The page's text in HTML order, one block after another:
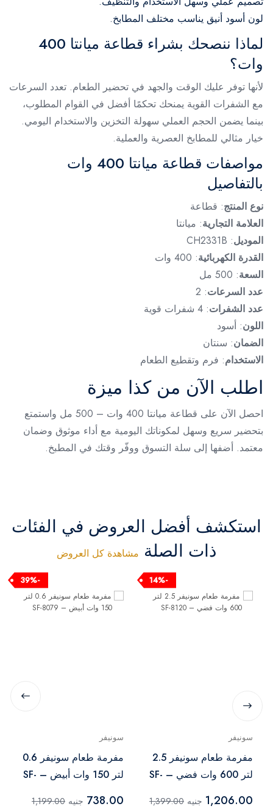
لون أسود أنيق يناسب مختلف المطابخ.
لماذا ننصحك بشراء قطاعة ميانتا 400
وات؟
لأنها توفر عليك الوقت والجهد في تحضير الطعام. تعدد السرعات
مع الشفرات القوية يمنحك تحكمًا أفضل في القوام المطلوب،
بينما يضمن الحجم العملي سهولة التخزين والاستخدام اليومي.
خيار مثالي للمطابخ العصرية والعملية.
مواصفات قطاعة ميانتا 400 وات
بالتفاصيل
نوع المنتج: قطاعة
العلامة التجارية: ميانتا
الموديل: CH2331B
القدرة الكهربائية: 400 وات
السعة: 500 مل
عدد السرعات: 2
عدد الشفرات: 4 شفرات قوية
اللون: أسود
الضمان: سنتان
الاستخدام: فرم وتقطيع الطعام
اطلب الآن من كذا ميزة
احصل الآن على قطاعة ميانتا 400 وات – 500 مل واستمتع
بتحضير سريع وسهل لمكوناتك اليومية مع أداء موثوق وضمان
معتمد. أضفها إلى سلة التسوق ووفّر وقتك في المطبخ.
استكشف أفضل العروض في الفئات
ذات الصلة مشاهدة كل العروض
-14%
سونيفر
مفرمة طعام سونيفر 2.5
لتر 600 وات فضي – SF-
1,206.00 جنيه 1,399.00
-39%
سونيفر
مفرمة طعام سونيفر 0.6
لتر 150 وات أبيض – SF-
738.00 جنيه 1,199.00